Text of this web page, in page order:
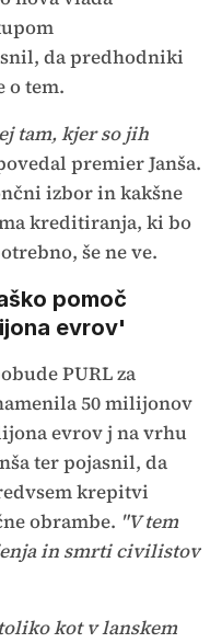
da predhodniki
o tem.
tam, kjer so jih
premier Janša.
izbor in kakšne
kreditiranja, ki bo
še ne ve.
pomoč
evrov'
PURL za
50 milijonov
evrov j na vrhu
ter pojasnil, da
krepitvi
obrambe. "V tem
in smrti civilistov
kot v lanskem